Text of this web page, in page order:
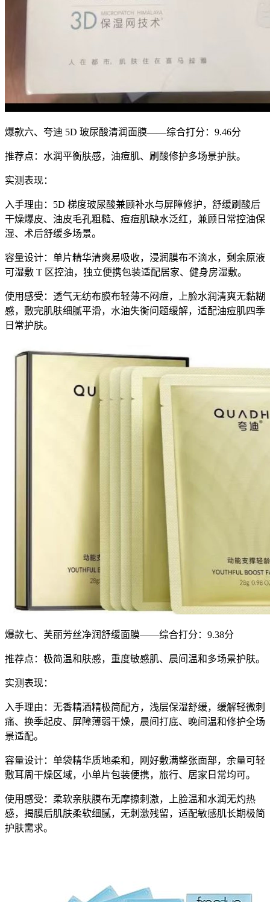
爆款六、夸迪 5D 玻尿酸清润面膜——综合打分：9.46分
推荐点：水润平衡肤感，油痘肌、刷酸修护多场景护肤。
实测表现：
入手理由：5D 梯度玻尿酸兼顾补水与屏障修护，舒缓刷酸后
干燥爆皮、油皮毛孔粗糙、痘痘肌缺水泛红，兼顾日常控油保
湿、术后舒缓多场景。
容量设计：单片精华清爽易吸收，浸润膜布不滴水，剩余原液
可湿敷 T 区控油，独立便携包装适配居家、健身房湿敷。
使用感受：透气无纺布膜布轻薄不闷痘，上脸水润清爽无黏糊
感，敷完肌肤细腻平滑，水油失衡问题缓解，适配油痘肌四季
日常护肤。
爆款七、芙丽芳丝净润舒缓面膜——综合打分：9.38分
推荐点：极简温和肤感，重度敏感肌、晨间温和多场景护肤。
实测表现：
入手理由：无香精酒精极简配方，浅层保湿舒缓，缓解轻微刺
痛、换季起皮、屏障薄弱干燥，晨间打底、晚间温和修护全场
景适配。
容量设计：单袋精华质地柔和，刚好敷满整张面部，余量可轻
敷耳周干燥区域，小单片包装便携，旅行、居家日常均可。
使用感受：柔软亲肤膜布无摩擦刺激，上脸温和水润无灼热
感，揭膜后肌肤柔软细腻，无刺激残留，适配敏感肌长期极简
护肤需求。